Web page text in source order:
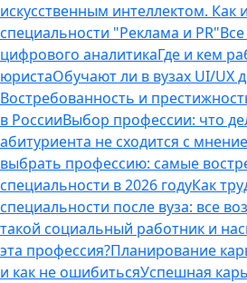
искусственным интеллектом. Как
специальности "Реклама и PR"
цифрового аналитикаГде и кем
юристаОбучают ли в вузах UI/UX
Востребованность и
в РоссииВыбор профессии: что
абитуриента не сходится с
выбрать профессию: самые
специальности в 2026 годуКак
специальности после вуза: все
такой социальный работник и
эта профессия?Планирование
и как не ошибитьсяУспешная